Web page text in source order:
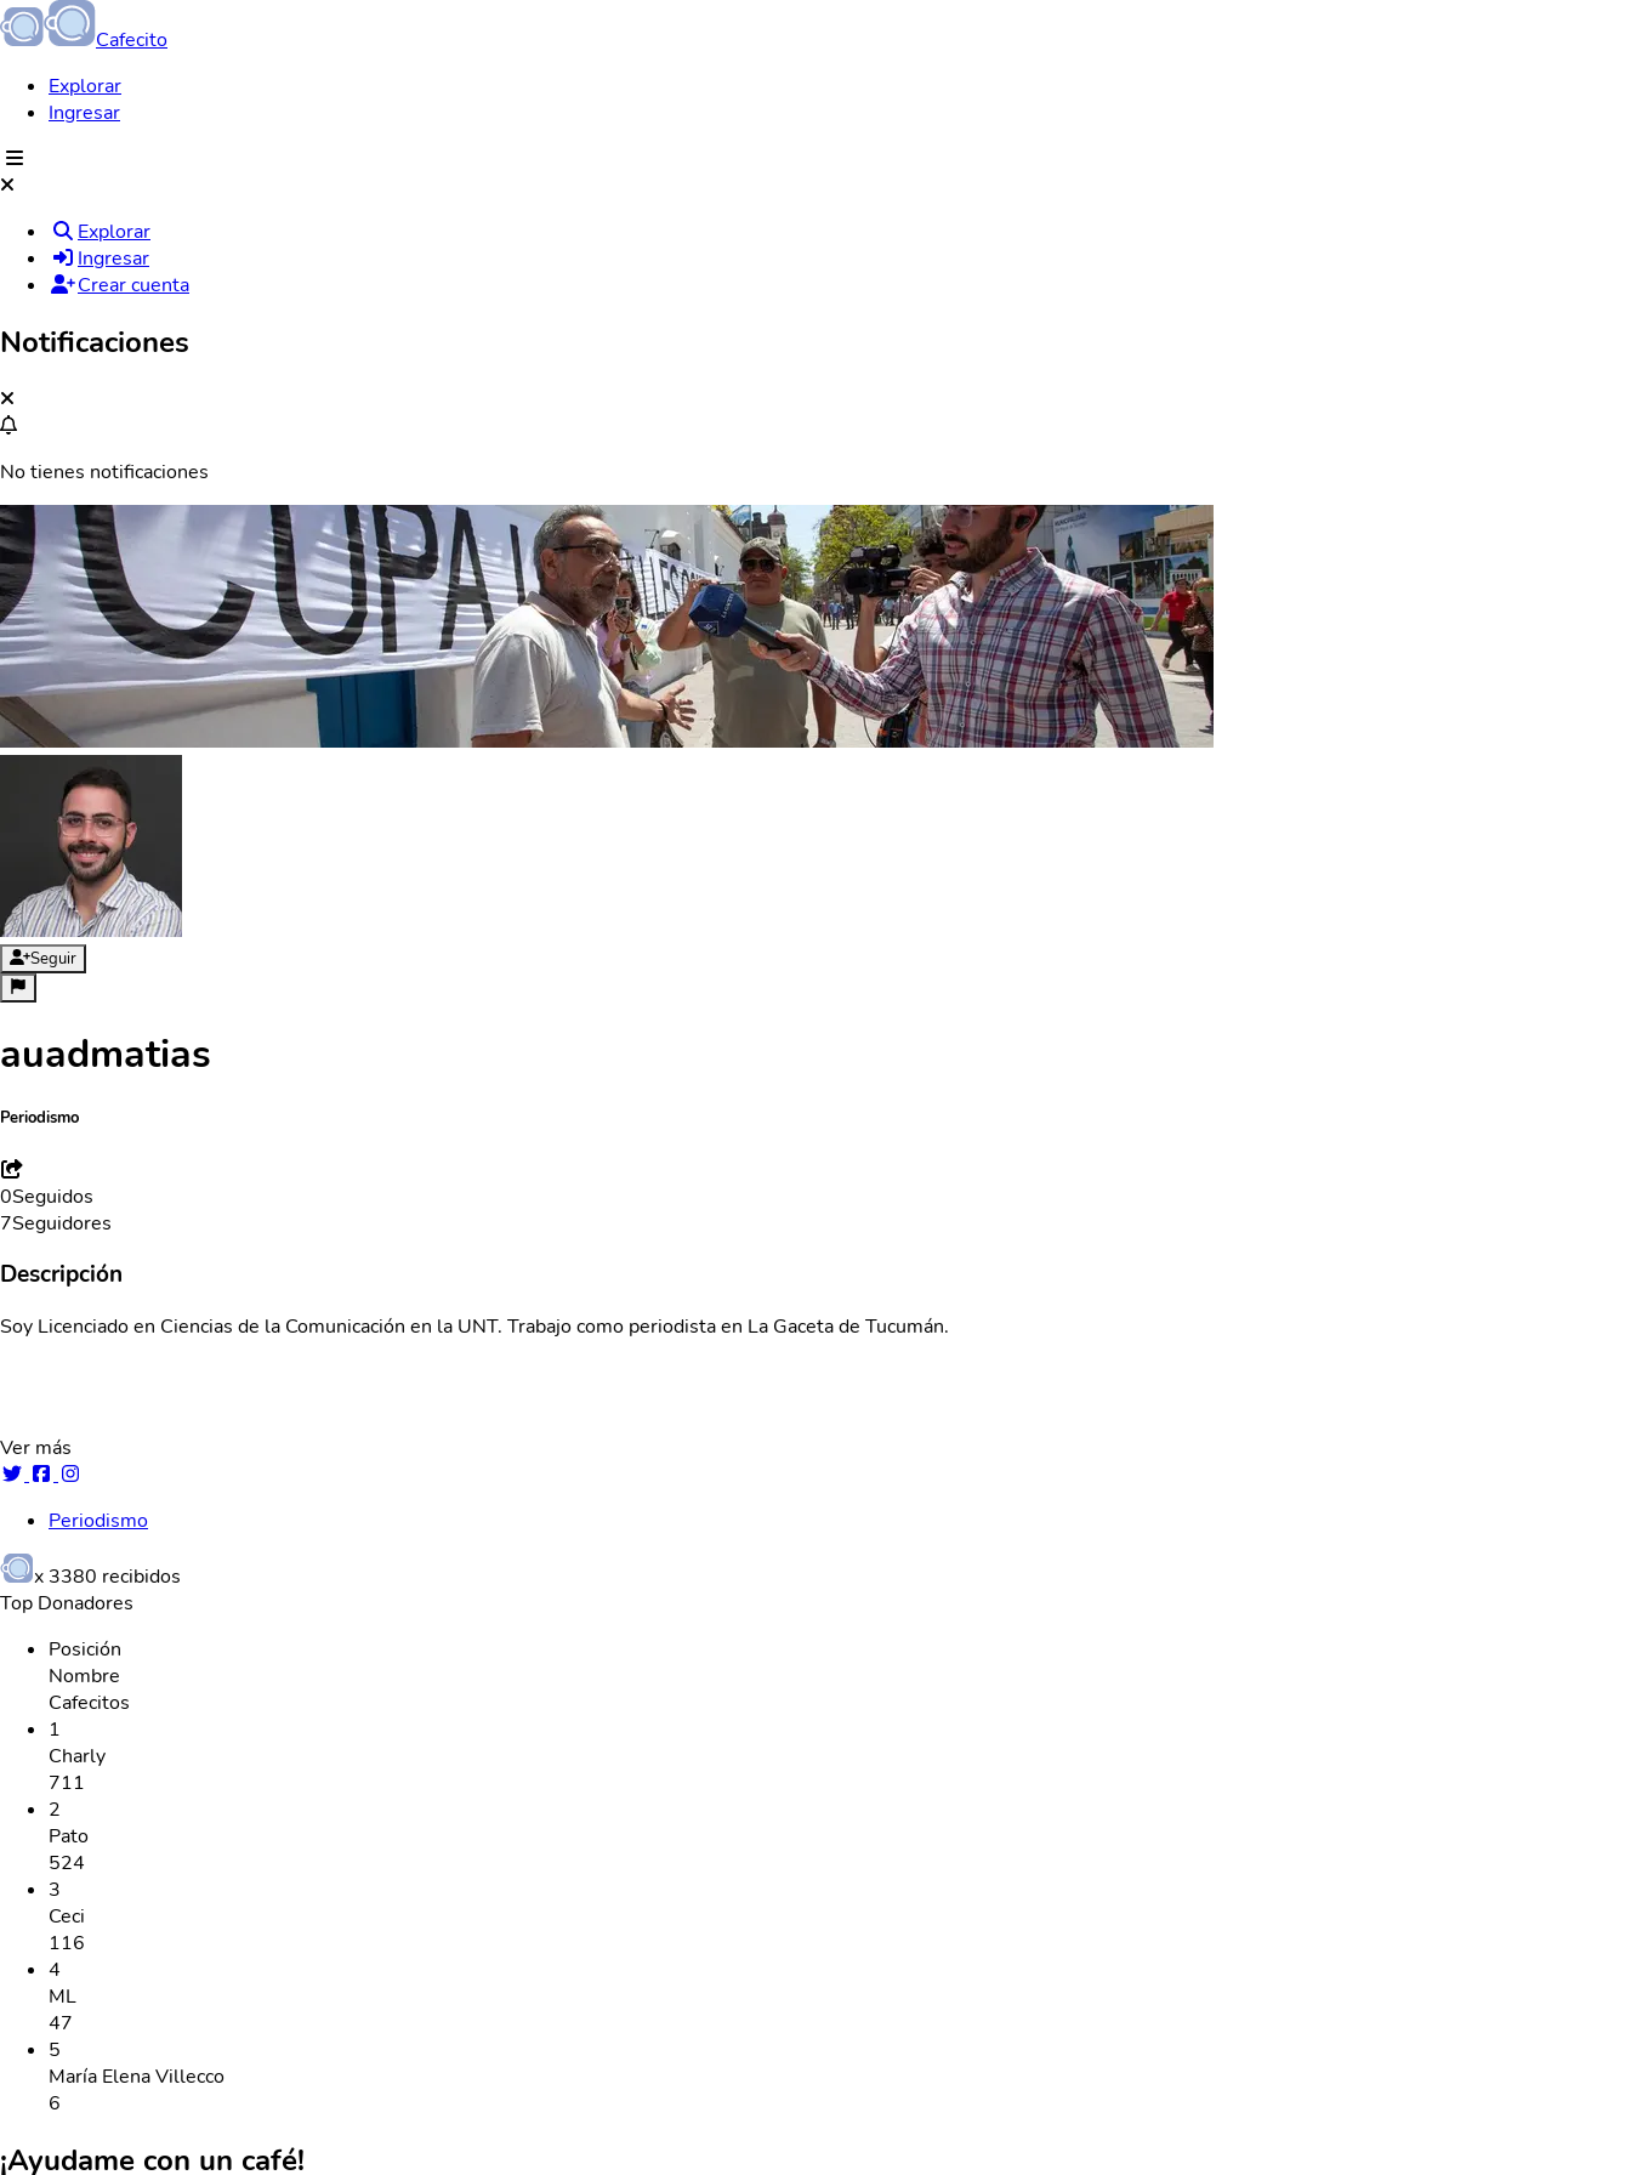
Cafecito
Explorar
Ingresar
Explorar
Ingresar
Crear cuenta
Notificaciones
No tienes notificaciones
Seguir
auadmatias
Periodismo
0Seguidos
7Seguidores
Descripción
Soy Licenciado en Ciencias de la Comunicación en la UNT. Trabajo como periodista en La Gaceta de Tucumán.
Ver más
Periodismo
x 3380 recibidos
Top Donadores
Posición
Nombre
Cafecitos
1
Charly
711
2
Pato
524
3
Ceci
116
4
ML
47
5
María Elena Villecco
6
¡Ayudame con un café!